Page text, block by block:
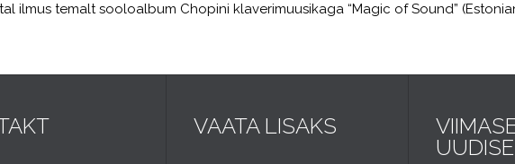
ilmus temalt sooloalbum Chopini klaverimuusikaga “Magic of Sound”
VAATA LISAKS